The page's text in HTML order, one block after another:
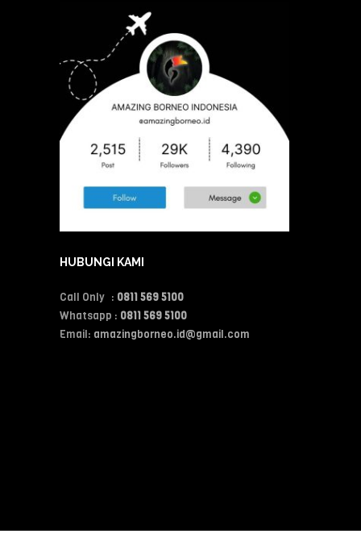
HUBUNGI KAMI
Call Only : 0811 569 5100
Whatsapp : 0811 569 5100
Email: amazingborneo.id@gmail.com